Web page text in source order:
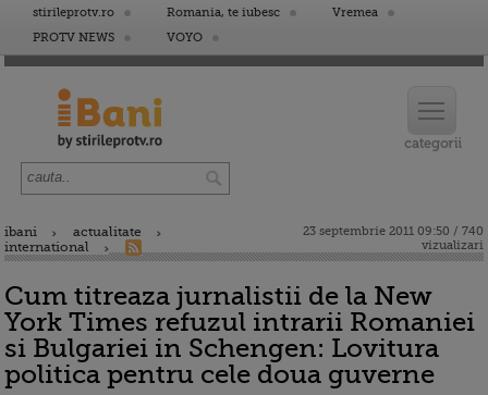
stirileprotv.ro Romania, te iubesc
Vremea
PROTV NEWS
VOYO
ibani
actualitate
international
23 septembrie 2011 09:50 / 740
vizualizari
Cum titreaza jurnalistii de la New
York Times refuzul intrarii Romaniei
si Bulgariei in Schengen: Lovitura
politica pentru cele doua guverne